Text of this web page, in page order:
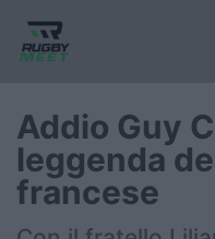
Nazionale
Nazionali giovanili
Addio Guy
leggenda
francese